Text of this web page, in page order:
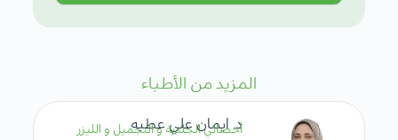
المزيد من الأطباء
د. ايمان علي عطيه
أخصائي الجلدية و التجميل و الليزر